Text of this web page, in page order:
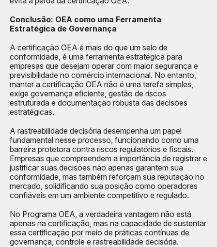
Conclusão: OEA como uma Ferramenta
Estratégica de Governança
A certificação OEA é mais do que um selo de
conformidade, é uma ferramenta estratégica para
empresas que desejam operar com maior segurança e
previsibilidade no comércio internacional. No entanto,
manter a certificação OEA não é uma tarefa simples,
exige governança eficiente, gestão de riscos
estruturada e documentação robusta das decisões
estratégicas.
A rastreabilidade decisória desempenha um papel
fundamental nesse processo, funcionando como uma
barreira protetora contra riscos regulatórios e fiscais.
Empresas que compreendem a importância de registrar e
justificar suas decisões não apenas garantem sua
conformidade, mas também reforçam sua reputação no
mercado, solidificando sua posição como operadores
confiáveis em um ambiente competitivo e regulado.
No Programa OEA, a verdadeira vantagem não está
apenas na certificação, mas na capacidade de sustentar
essa certificação por meio de práticas contínuas de
governança, controle e rastreabilidade decisória.